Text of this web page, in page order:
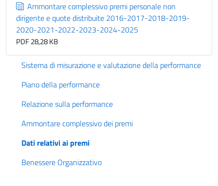
Ammontare complessivo premi personale non
dirigente e quote distribuite 2016-2017-2018-2019-
2020-2021-2022-2023-2024-2025
PDF 28,28 KB
Sistema di misurazione e valutazione della performance
Piano della performance
Relazione sulla performance
Ammontare complessivo dei premi
Dati relativi ai premi
Benessere Organizzativo